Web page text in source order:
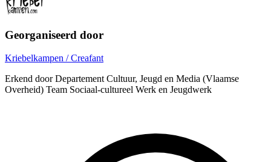
Georganiseerd door
Kriebelkampen / Creafant
Erkend door Departement Cultuur, Jeugd en Media (Vlaamse
Overheid) Team Sociaal-cultureel Werk en Jeugdwerk